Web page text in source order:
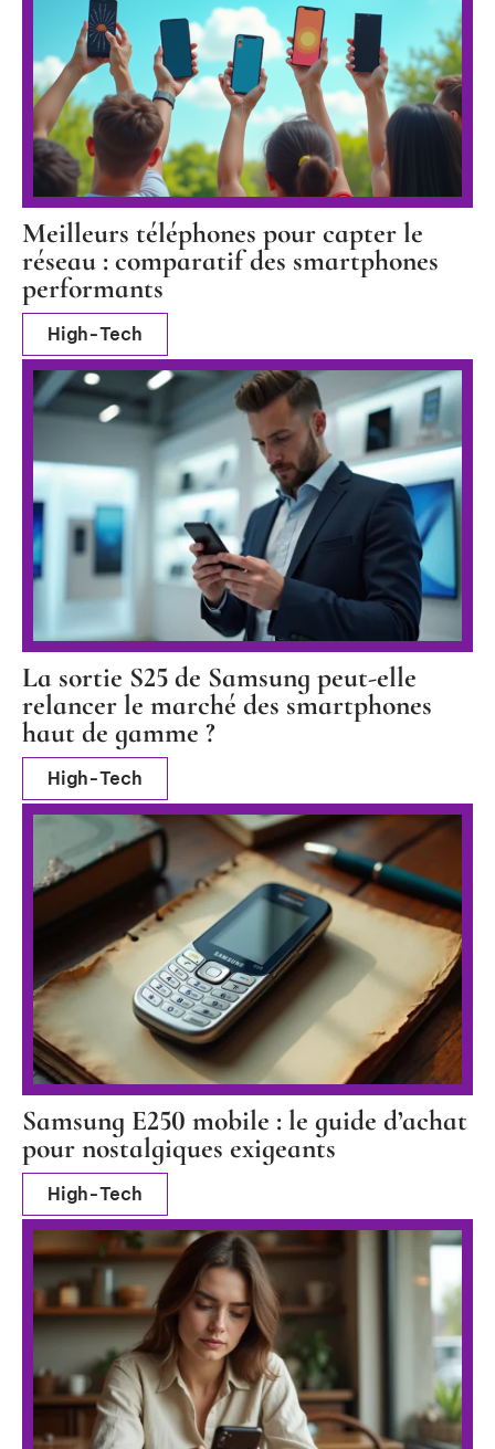
Meilleurs téléphones pour capter le
réseau : comparatif des smartphones
performants
High-Tech
La sortie S25 de Samsung peut-elle
relancer le marché des smartphones
haut de gamme ?
High-Tech
Samsung E250 mobile : le guide d’achat
pour nostalgiques exigeants
High-Tech